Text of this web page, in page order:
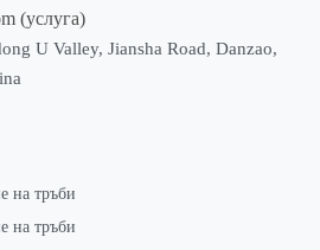
(услуга)
U Valley, Jiansha Road, Danzao,
на тръби
на тръби